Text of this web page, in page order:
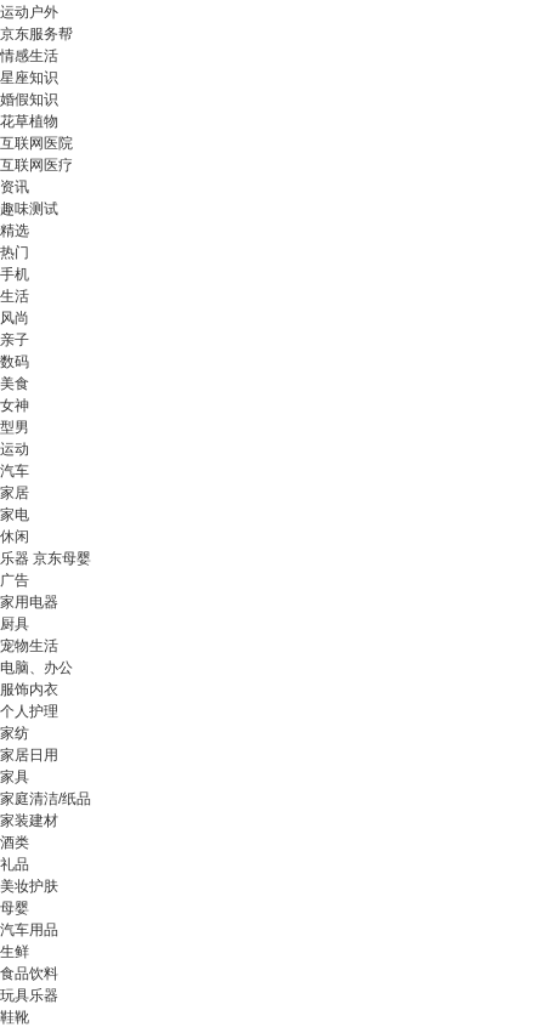
运动户外
京东服务帮
情感生活
星座知识
婚假知识
花草植物
互联网医院
互联网医疗
资讯
趣味测试
精选
热门
手机
生活
风尚
亲子
数码
美食
女神
型男
运动
汽车
家居
家电
休闲
乐器 京东母婴
广告
家用电器
厨具
宠物生活
电脑、办公
服饰内衣
个人护理
家纺
家居日用
家具
家庭清洁/纸品
家装建材
酒类
礼品
美妆护肤
母婴
汽车用品
生鲜
食品饮料
玩具乐器
鞋靴